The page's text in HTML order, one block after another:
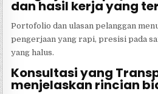
dan hasil kerja yang
Portofolio dan ulasan pelanggan
pengerjaan yang rapi, presisi pada
yang halus.
Konsultasi yang
menjelaskan rincian